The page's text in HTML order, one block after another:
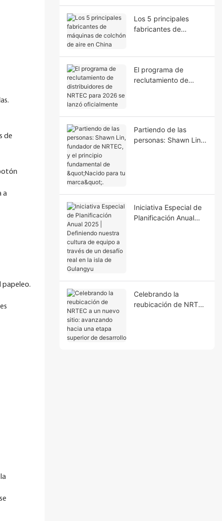
de
a
papeleo.
Los 5 principales
fabricantes de
El programa de
reclutamiento de
Partiendo de las
personas: Shawn Lin,
Iniciativa Especial de
Planificación Anual
Celebrando la
reubicación de NRTEC